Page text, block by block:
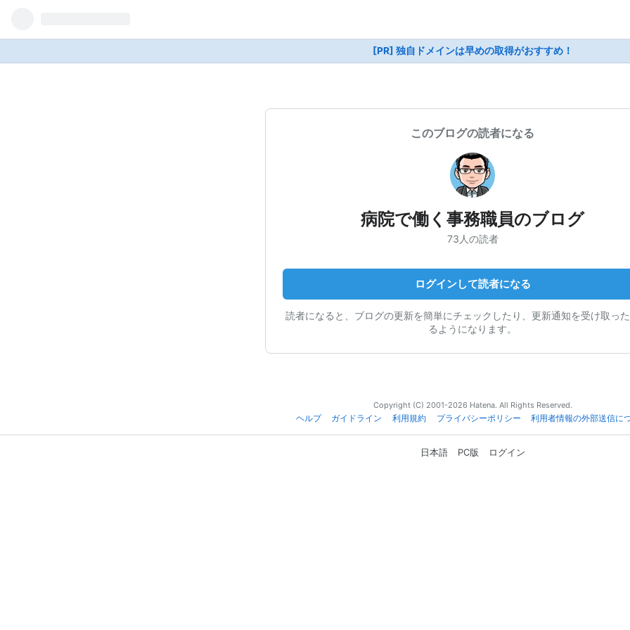
[PR] 独自ドメインは早めの取得がおすすめ！
このブログの読者になる
病院で働く事務職員のブログ
73人の読者
ログインして読者になる
読者になると、ブログの更新を簡単にチェックしたり、更新通知を受け取っ
るようになります。
Copyright (C) 2001-2026 Hatena. All Rights Reserved.
ヘルプ
ガイドライン 利用規約 プライバシーポリシー 利用者情報の外部送信に
日本語 PC版 ログイン